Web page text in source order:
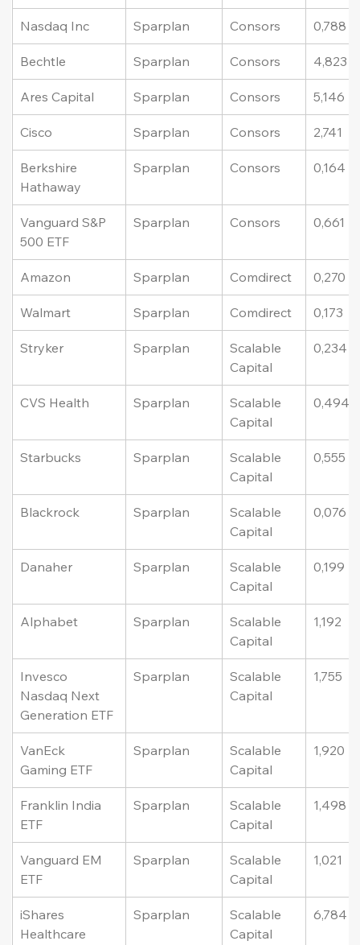
Nasdaq Inc Sparplan Consors 0,788
Bechtle Sparplan Consors 4,823
Ares Capital Sparplan Consors 5,146
Cisco Sparplan Consors 2,741
Berkshire
Hathaway
Sparplan Consors 0,164
Vanguard S&P
500 ETF
Sparplan Consors 0,661
Amazon Sparplan Comdirect 0,270
Walmart Sparplan Comdirect 0,173
Stryker Sparplan
Scalable
Capital
0,234
CVS Health Sparplan
Scalable
Capital
0,494
Starbucks Sparplan
Scalable
Capital
0,555
Blackrock Sparplan
Scalable
Capital
0,076
Danaher Sparplan
Scalable
Capital
0,199
Alphabet Sparplan
Scalable
Capital
1,192
Invesco
Nasdaq Next
Generation ETF
Sparplan
Scalable
Capital
1,755
VanEck
Gaming ETF
Sparplan
Scalable
Capital
1,920
Franklin India
ETF
Sparplan
Scalable
Capital
1,498
Vanguard EM
ETF
Sparplan
Scalable
Capital
1,021
iShares
Healthcare
Sparplan
Scalable
Capital
6,784